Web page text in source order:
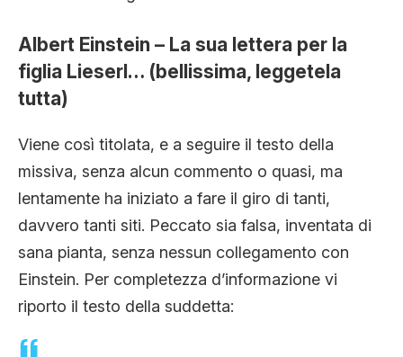
CLIMA ED ENERGIA
CONTATTI
CHI SIAMO
Albert Einstein – La sua lettera per la
figlia Lieserl… (bellissima, leggetela
tutta)
Viene così titolata, e a seguire il testo della
missiva, senza alcun commento o quasi, ma
lentamente ha iniziato a fare il giro di tanti,
davvero tanti siti. Peccato sia falsa, inventata di
sana pianta, senza nessun collegamento con
Einstein. Per completezza d’informazione vi
riporto il testo della suddetta: